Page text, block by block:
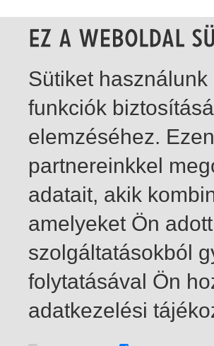
1-4 / insgesamt 4 Treffer
Sütiket
funkciók
elemzéséhez.
partnereinkkel
adatait, akik
amelyeket Ön
szolgáltatásokból
folytatásával Ön
adatkezelési